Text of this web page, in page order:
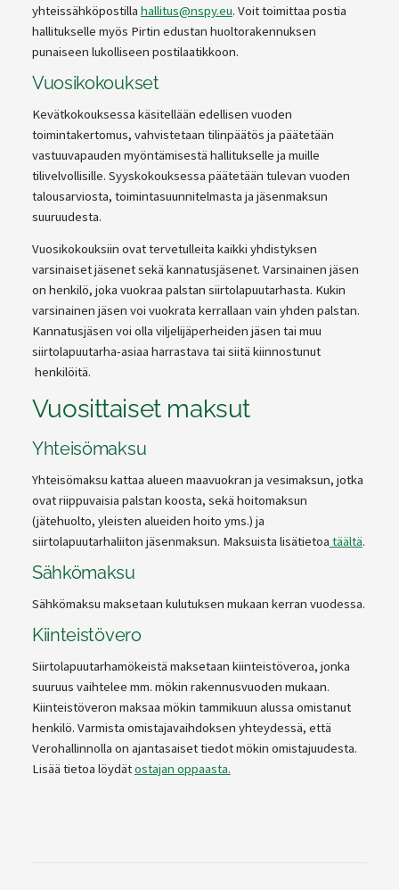
yhteissähköpostilla hallitus@nspy.eu. Voit toimittaa postia
hallitukselle myös Pirtin edustan huoltorakennuksen
punaiseen lukolliseen postilaatikkoon.
Vuosikokoukset
Kevätkokouksessa käsitellään edellisen vuoden
toimintakertomus, vahvistetaan tilinpäätös ja päätetään
vastuuvapauden myöntämisestä hallitukselle ja muille
tilivelvollisille. Syyskokouksessa päätetään tulevan vuoden
talousarviosta, toimintasuunnitelmasta ja jäsenmaksun
suuruudesta.
Vuosikokouksiin ovat tervetulleita kaikki yhdistyksen
varsinaiset jäsenet sekä kannatusjäsenet. Varsinainen jäsen
on henkilö, joka vuokraa palstan siirtolapuutarhasta. Kukin
varsinainen jäsen voi vuokrata kerrallaan vain yhden palstan.
Kannatusjäsen voi olla viljelijäperheiden jäsen tai muu
siirtolapuutarha-asiaa harrastava tai siitä kiinnostunut
henkilöitä.
Vuosittaiset maksut
Yhteisömaksu
Yhteisömaksu kattaa alueen maavuokran ja vesimaksun, jotka
ovat riippuvaisia palstan koosta, sekä hoitomaksun
(jätehuolto, yleisten alueiden hoito yms.) ja
siirtolapuutarhaliiton jäsenmaksun. Maksuista lisätietoa täältä.
Sähkömaksu
Sähkömaksu maksetaan kulutuksen mukaan kerran vuodessa.
Kiinteistövero
Siirtolapuutarhamökeistä maksetaan kiinteistöveroa, jonka
suuruus vaihtelee mm. mökin rakennusvuoden mukaan.
Kiinteistöveron maksaa mökin tammikuun alussa omistanut
henkilö. Varmista omistajavaihdoksen yhteydessä, että
Verohallinnolla on ajantasaiset tiedot mökin omistajuudesta.
Lisää tietoa löydätostajan oppaasta.